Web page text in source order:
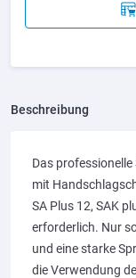
Beschreibung
Das
mit
SA Plus 12, SAK
erforderlich. Nur
und eine starke
die Verwendung